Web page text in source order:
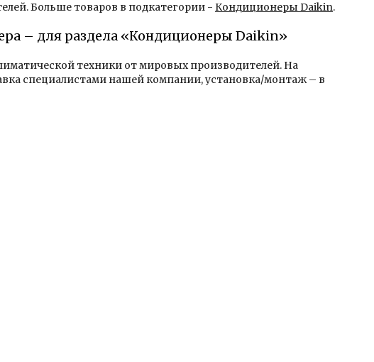
Больше товаров в подкатегории - Кондиционеры Daikin.
– для раздела «Кондиционеры Daikin»
техники от мировых производителей. На
специалистами нашей компании, установка/монтаж – в